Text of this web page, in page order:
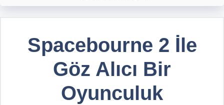
Spacebourne 2 İle
Göz Alıcı Bir
Oyunculuk